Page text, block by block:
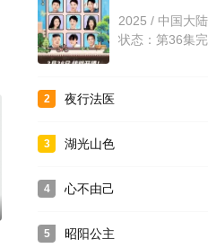
状态：第36集
2 夜行法医
3 湖光山色
4 心不由己
5 昭阳公主